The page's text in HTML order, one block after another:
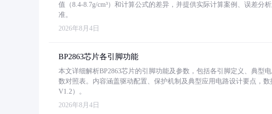
值（8.4-8.7g/cm³）和计算公式的差异，并提供实际计算案例、误差分
准。
2026年8月4日
BP2863芯片各引脚功能
本文详细解析BP2863芯片的引脚功能及参数，包括各引脚定义、典型
数对照表。内容涵盖驱动配置、保护机制及典型应用电路设计要点，
V1.2）。
2026年8月4日